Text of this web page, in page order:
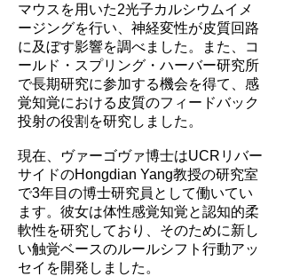
マウスを用いた2光子カルシウムイメ
ージングを行い、神経変性が皮質回路
に及ぼす影響を調べました。また、コ
ールド・スプリング・ハーバー研究所
で長期研究に参加する機会を得て、感
覚知覚における皮質のフィードバック
投射の役割を研究しました。
現在、ヴァーゴヴァ博士はUCRリバー
サイドのHongdian Yang教授の研究室
で3年目の博士研究員として働いてい
ます。彼女は体性感覚知覚と認知的柔
軟性を研究しており、そのために新し
い触覚ベースのルールシフト行動アッ
セイを開発しました。